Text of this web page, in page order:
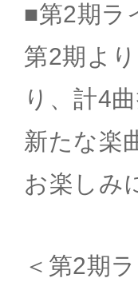
■第2期ラ
第2期よ
り、計4
新たな楽
お楽しみ
＜第2期